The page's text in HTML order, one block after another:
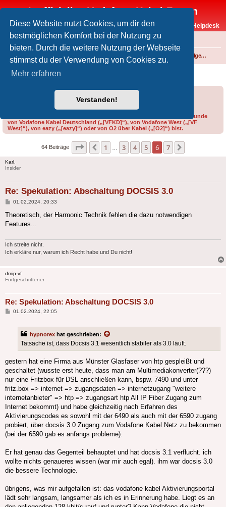
Diese Website nutzt Cookies, um dir den
bestmöglichen Komfort bei der Nutzung zu
bieten. Durch die weitere Nutzung der Webseite
stimmst du der Verwendung von Cookies zu.
Mehr erfahren
Verstanden!
Inoffizielles Vodafone-Kabel-Forum
Vodafone-Kabel-Helpdesk
FAQ
Foren-Übersicht Technik allgemein
Spekulation: Abschaltung DOCSIS 3.0
Bitte gib bei der Erstellung eines Threads im Feld „Präfix“ an, ob du Kunde
von Vodafone Kabel Deutschland („[VFKD]“), von Vodafone West („[VF
West]“), von eazy („[eazy]“) oder von O2 über Kabel („[O2]“) bist.
64 Beiträge Seite von 7
Vorherige
1 3 4 5 6 7
Karl.
Insider
Re: Spekulation: Abschaltung DOCSIS 3.0
Beitrag
01.02.2024, 20:33
Theoretisch, der Harmonic Technik fehlen die dazu notwendigen
Features...
Ich streite nicht.
Ich erkläre nur, warum ich Recht habe und Du nicht!
dmip-vf
Fortgeschrittener
Re: Spekulation: Abschaltung DOCSIS 3.0
Beitrag
01.02.2024, 22:05
hypnorex hat geschrieben:
Tatsache ist, dass Docsis 3.1 wesentlich stabiler als 3.0 läuft.
gestern hat eine Firma aus Münster Glasfaser von htp gespleißt und
geschaltet (wusste erst heute, dass man am Multimediakonverter(???)
nur eine Fritzbox für DSL anschließen kann, bspw. 7490 und unter
fritz.box => internet => zugangsdaten => internetzugang "weitere
internetanbieter" => htp => zugangsart htp All IP Fiber Zugang zum
Internet bekommt) und habe gleichzeitig nach Erfahren des
Aktivierungscodes es sowohl mit der 6490 als auch mit der 6590 zugang
probiert, über docsis 3.0 Zugang zum Vodafone Kabel Netz zu bekommen
(bei der 6590 gab es anfangs probleme).
Er hat genau das Gegenteil behauptet und hat docsis 3.1 verflucht. ich
wollte nichts genaueres wissen (war mir auch egal). ihm war docsis 3.0
die bessere Technologie.
übrigens, was mir aufgefallen ist: das vodafone kabel Aktivierungsportal
lädt sehr langsam, langsamer als ich es in Erinnerung habe. Liegt es an